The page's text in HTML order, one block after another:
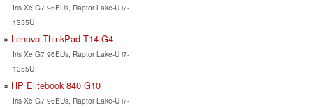
Iris Xe G7 96EUs, Raptor Lake-U i7-
1355U
Lenovo ThinkPad T14 G4
Iris Xe G7 96EUs, Raptor Lake-U i7-
1355U
HP Elitebook 840 G10
Iris Xe G7 96EUs, Raptor Lake-U i7-